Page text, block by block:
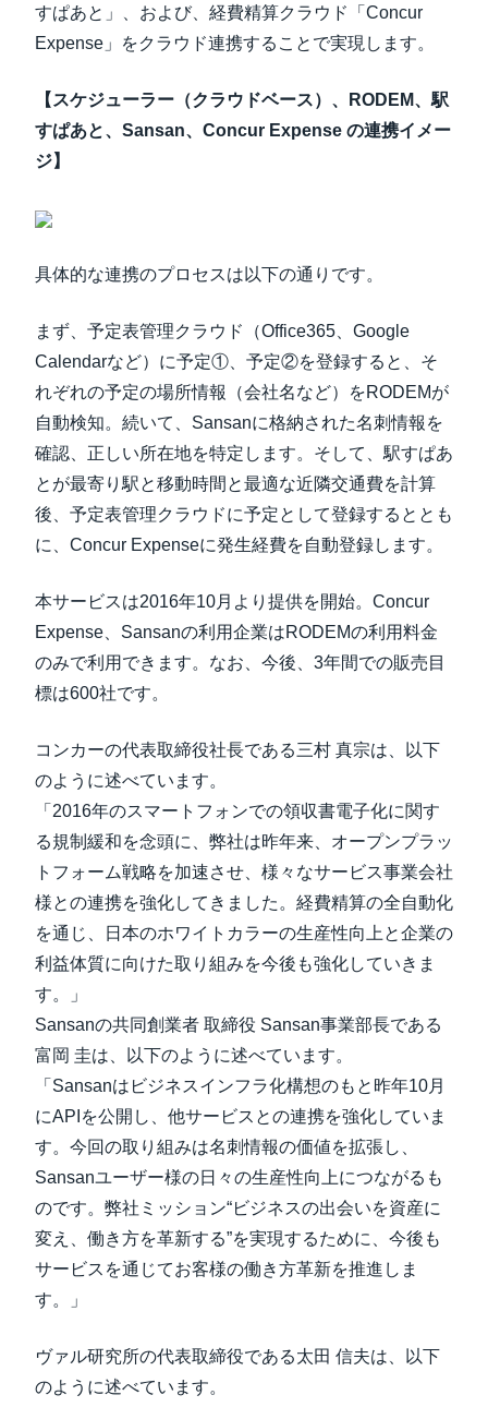
すぱあと」、および、経費精算クラウド「Concur
Expense」をクラウド連携することで実現します。
【スケジューラー（クラウドベース）、RODEM、駅
すぱあと、Sansan、Concur Expense の連携イメー
ジ】
具体的な連携のプロセスは以下の通りです。
まず、予定表管理クラウド（Office365、Google
Calendarなど）に予定①、予定②を登録すると、そ
れぞれの予定の場所情報（会社名など）をRODEMが
自動検知。続いて、Sansanに格納された名刺情報を
確認、正しい所在地を特定します。そして、駅すぱあ
とが最寄り駅と移動時間と最適な近隣交通費を計算
後、予定表管理クラウドに予定として登録するととも
に、Concur Expenseに発生経費を自動登録します。
本サービスは2016年10月より提供を開始。Concur
Expense、Sansanの利用企業はRODEMの利用料金
のみで利用できます。なお、今後、3年間での販売目
標は600社です。
コンカーの代表取締役社長である三村 真宗は、以下
のように述べています。
「2016年のスマートフォンでの領収書電子化に関す
る規制緩和を念頭に、弊社は昨年来、オープンプラッ
トフォーム戦略を加速させ、様々なサービス事業会社
様との連携を強化してきました。経費精算の全自動化
を通じ、日本のホワイトカラーの生産性向上と企業の
利益体質に向けた取り組みを今後も強化していきま
す。」
Sansanの共同創業者 取締役 Sansan事業部長である
富岡 圭は、以下のように述べています。
「Sansanはビジネスインフラ化構想のもと昨年10月
にAPIを公開し、他サービスとの連携を強化していま
す。今回の取り組みは名刺情報の価値を拡張し、
Sansanユーザー様の日々の生産性向上につながるも
のです。弊社ミッション“ビジネスの出会いを資産に
変え、働き方を革新する”を実現するために、今後も
サービスを通じてお客様の働き方革新を推進しま
す。」
ヴァル研究所の代表取締役である太田 信夫は、以下
のように述べています。